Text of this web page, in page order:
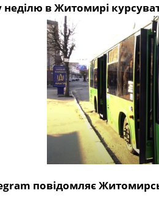
неділю в Житомирі
повідомляє